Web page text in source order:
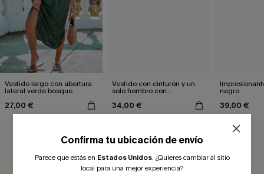
Vestido largo con abertura
lateral verde bosque
27,00 €
Vestido con cinturón y un
solo hombro con
34,00 €
negro
39,00 €
Confirma tu ubicación de envío
Parece que estás en Estados Unidos. ¿Quieres cambiar al sitio
local para una mejor experiencia?